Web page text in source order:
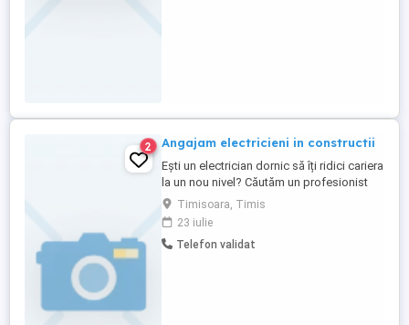
2 Angajam electricieni in constructii
Ești un electrician dornic să îți ridici cariera
la un nou nivel? Căutăm un profesionist
entuziast să se alăture echipei noastre
inovatoare! Dacă ești pasionat de instalații
electrice din clădiri și te descurci în medii
dinamice, această oportunitate este
Timisoara, Timis
23 iulie
Telefon validat